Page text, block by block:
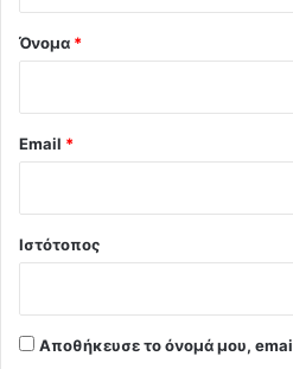
Όνομα *
Email *
Ιστότοπος
Αποθήκευσε το όνομά μου,